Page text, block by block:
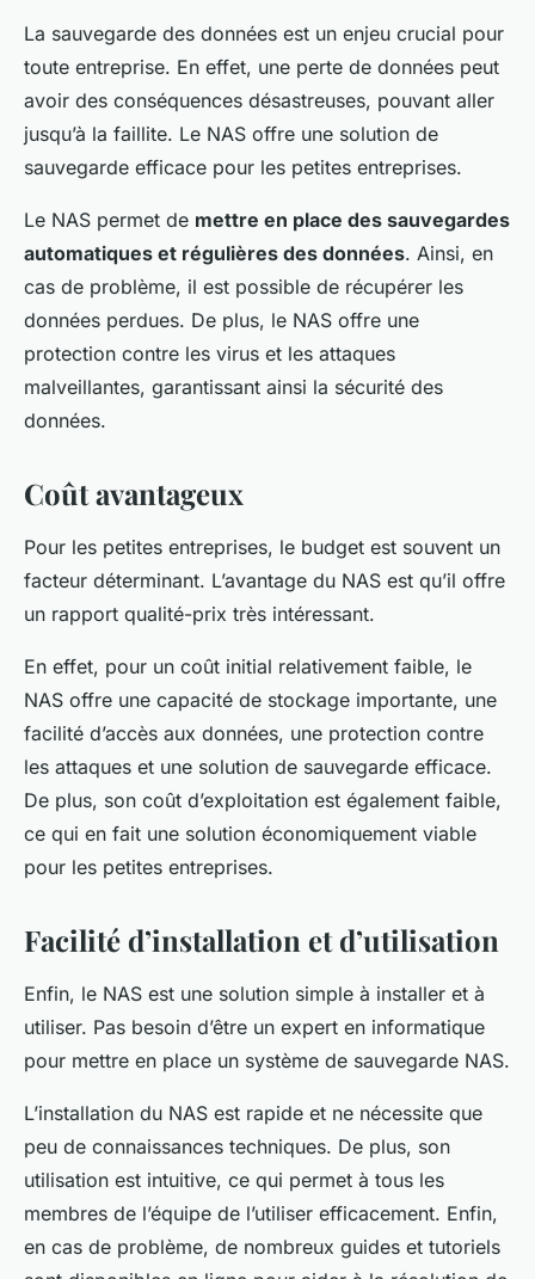
La sauvegarde des données est un enjeu crucial pour
toute entreprise. En effet, une perte de données peut
avoir des conséquences désastreuses, pouvant aller
jusqu’à la faillite. Le NAS offre une solution de
sauvegarde efficace pour les petites entreprises.
Le NAS permet de mettre en place des sauvegardes
automatiques et régulières des données. Ainsi, en
cas de problème, il est possible de récupérer les
données perdues. De plus, le NAS offre une
protection contre les virus et les attaques
malveillantes, garantissant ainsi la sécurité des
données.
Coût avantageux
Pour les petites entreprises, le budget est souvent un
facteur déterminant. L’avantage du NAS est qu’il offre
un rapport qualité-prix très intéressant.
En effet, pour un coût initial relativement faible, le
NAS offre une capacité de stockage importante, une
facilité d’accès aux données, une protection contre
les attaques et une solution de sauvegarde efficace.
De plus, son coût d’exploitation est également faible,
ce qui en fait une solution économiquement viable
pour les petites entreprises.
Facilité d’installation et d’utilisation
Enfin, le NAS est une solution simple à installer et à
utiliser. Pas besoin d’être un expert en informatique
pour mettre en place un système de sauvegarde NAS.
L’installation du NAS est rapide et ne nécessite que
peu de connaissances techniques. De plus, son
utilisation est intuitive, ce qui permet à tous les
membres de l’équipe de l’utiliser efficacement. Enfin,
en cas de problème, de nombreux guides et tutoriels